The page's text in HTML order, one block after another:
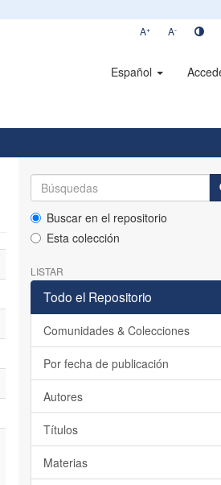
A+ A-
Español
Buscar en el repositorio
Esta colección
LISTAR
Todo el Repositorio
Comunidades & Colecciones
Por fecha de publicación
Autores
Títulos
Materias